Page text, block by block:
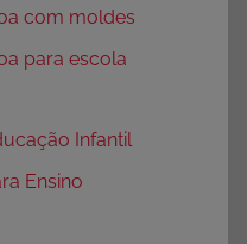
com moldes
para escola
Infantil
Ensino